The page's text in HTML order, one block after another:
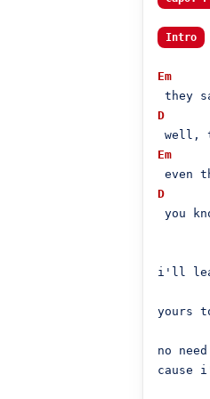
Intro
Em
D
Em
D
you
i'll
yours
no
cause